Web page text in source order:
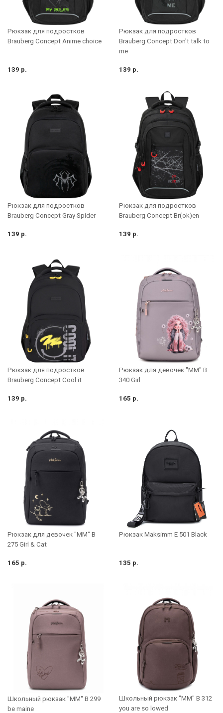
Рюкзак для подростков
Brauberg Concept Anime choice
139 р.
Рюкзак для подростков
Brauberg Concept Don't talk to
me
139 р.
Рюкзак для подростков
Brauberg Concept Gray Spider
139 р.
Рюкзак для подростков
Brauberg Concept Br(ok)en
139 р.
Рюкзак для подростков
Brauberg Concept Cool it
139 р.
Рюкзак для девочек "MM" B
340 Girl
165 р.
Рюкзак для девочек "MM" B
275 Girl & Cat
165 р.
Рюкзак Maksimm E 501 Black
135 р.
Школьный рюкзак "MM" B 299
be maine
Школьный рюкзак "MM" B 312
you are so lowed